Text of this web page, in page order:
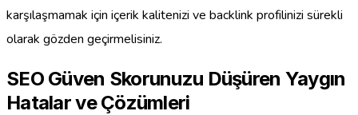
karşılaşmamak için içerik kalitenizi ve backlink profilinizi sürekli
olarak gözden geçirmelisiniz.
SEO Güven Skorunuzu Düşüren Yaygın
Hatalar ve Çözümleri